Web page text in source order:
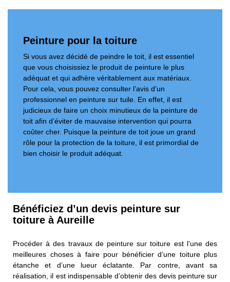
Peinture pour la toiture
Si vous avez décidé de peindre le toit, il est essentiel
que vous choisissiez le produit de peinture le plus
adéquat et qui adhère véritablement aux matériaux.
Pour cela, vous pouvez consulter l’avis d’un
professionnel en peinture sur tuile. En effet, il est
judicieux de faire un choix minutieux de la peinture de
toit afin d’éviter de mauvaise intervention qui pourra
coûter cher. Puisque la peinture de toit joue un grand
rôle pour la protection de la toiture, il est primordial de
bien choisir le produit adéquat.
Bénéficiez d’un devis peinture sur
toiture à Aureille
Procéder à des travaux de peinture sur toiture est l’une des
meilleures choses à faire pour bénéficier d’une toiture plus
étanche et d’une lueur éclatante. Par contre, avant sa
réalisation, il est indispensable d’obtenir des devis peinture sur